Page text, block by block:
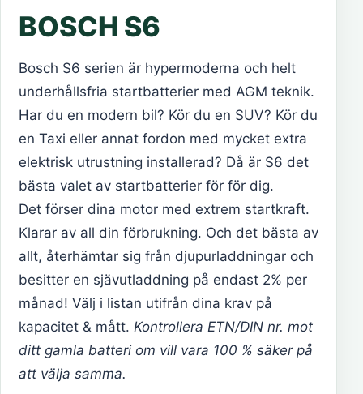
BOSCH S6
Bosch S6 serien är hypermoderna och helt
underhållsfria startbatterier med AGM teknik.
Har du en modern bil? Kör du en SUV? Kör du
en Taxi eller annat fordon med mycket extra
elektrisk utrustning installerad? Då är S6 det
bästa valet av startbatterier för för dig.
Det förser dina motor med extrem startkraft.
Klarar av all din förbrukning. Och det bästa av
allt, återhämtar sig från djupurladdningar och
besitter en sjävutladdning på endast 2% per
månad! Välj i listan utifrån dina krav på
kapacitet & mått. Kontrollera ETN/DIN nr. mot
ditt gamla batteri om vill vara 100 % säker på
att välja samma.